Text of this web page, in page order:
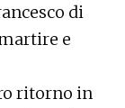
di
e
ritorno in